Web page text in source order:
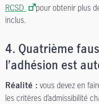
RCSD
pour obtenir plus
inclus.
4. Quatrième
l’adhésion est
Réalité : vous devez en
les critères d’admissibilité